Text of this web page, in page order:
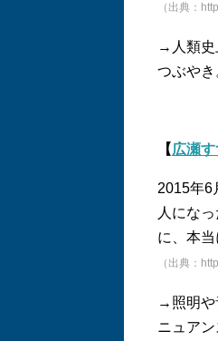
（出典：
→人類史
つぶや
【広瀬す
2015年6
人にな
に、本
（出典：
→照明や
ニュア